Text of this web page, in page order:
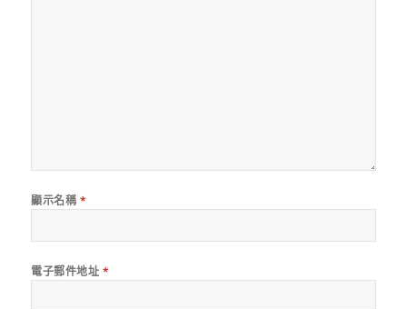
顯示名稱 *
電子郵件地址 *